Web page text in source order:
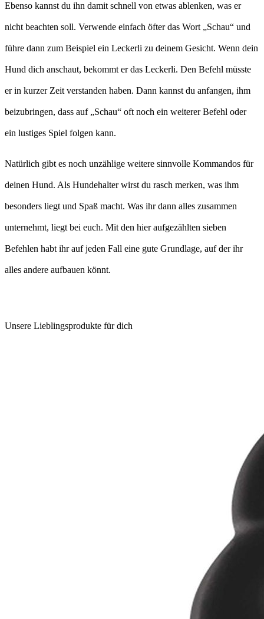
Ebenso kannst du ihn damit schnell von etwas ablenken, was er
nicht beachten soll. Verwende einfach öfter das Wort „Schau“ und
führe dann zum Beispiel ein Leckerli zu deinem Gesicht. Wenn dein
Hund dich anschaut, bekommt er das Leckerli. Den Befehl müsste
er in kurzer Zeit verstanden haben. Dann kannst du anfangen, ihm
beizubringen, dass auf „Schau“ oft noch ein weiterer Befehl oder
ein lustiges Spiel folgen kann.
Natürlich gibt es noch unzählige weitere sinnvolle Kommandos für
deinen Hund. Als Hundehalter wirst du rasch merken, was ihm
besonders liegt und Spaß macht. Was ihr dann alles zusammen
unternehmt, liegt bei euch. Mit den hier aufgezählten sieben
Befehlen habt ihr auf jeden Fall eine gute Grundlage, auf der ihr
alles andere aufbauen könnt.
Unsere Lieblingsprodukte für dich